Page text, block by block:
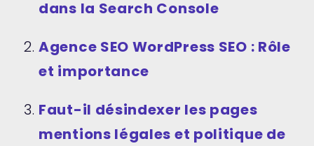
dans la Search Console
Agence SEO WordPress SEO : Rôle
et importance
Faut-il désindexer les pages
mentions légales et politique de